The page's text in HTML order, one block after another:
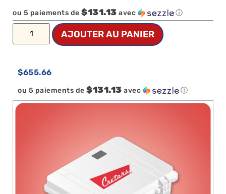
ou 5 paiements de $131.13 avec ⓘ
AJOUTER AU PANIER
$655.66
ou 5 paiements de $131.13 avec ⓘ